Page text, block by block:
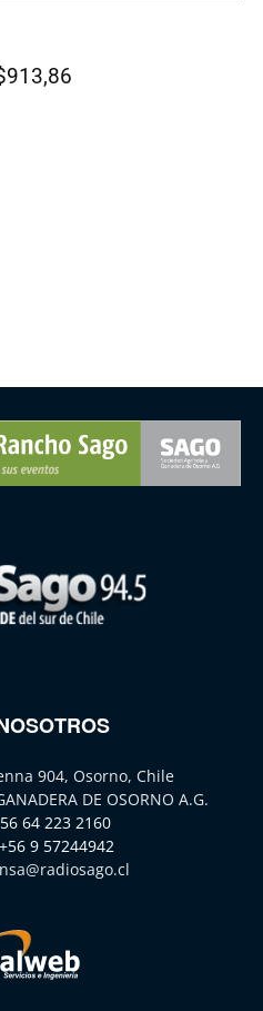
904, Osorno, Chile
DE OSORNO A.G.
64 223 2160
+56 9 57244942